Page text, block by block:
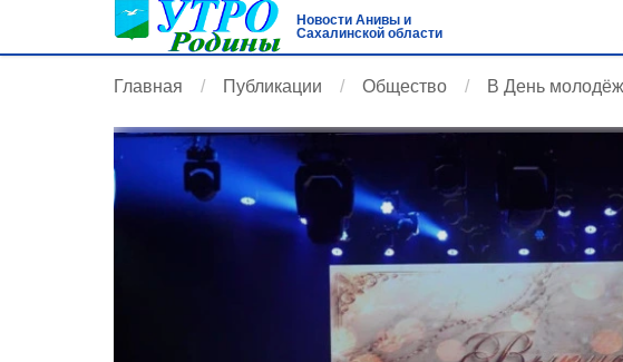
Новости Анивы и
Сахалинской области
Главная Публикации Общество В День